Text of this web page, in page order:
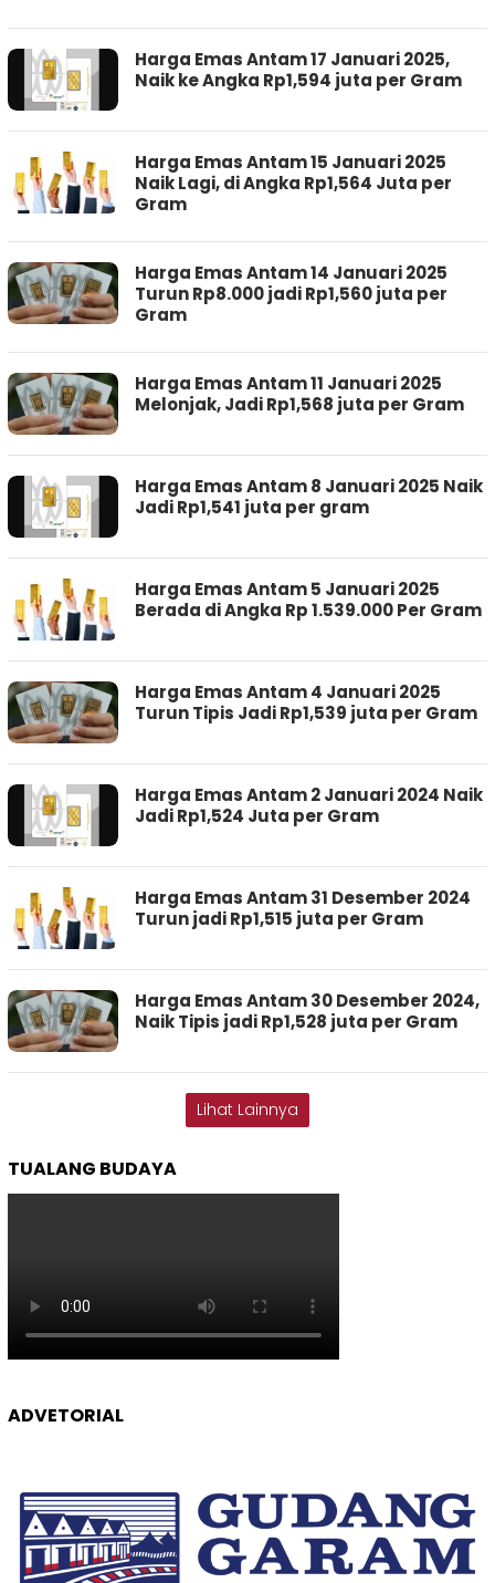
Harga Emas Antam 17 Januari 2025,
Naik ke Angka Rp1,594 juta per Gram
Harga Emas Antam 15 Januari 2025
Naik Lagi, di Angka Rp1,564 Juta per
Gram
Harga Emas Antam 14 Januari 2025
Turun Rp8.000 jadi Rp1,560 juta per
Gram
Harga Emas Antam 11 Januari 2025
Melonjak, Jadi Rp1,568 juta per Gram
Harga Emas Antam 8 Januari 2025 Naik
Jadi Rp1,541 juta per gram
Harga Emas Antam 5 Januari 2025
Berada di Angka Rp 1.539.000 Per Gram
Harga Emas Antam 4 Januari 2025
Turun Tipis Jadi Rp1,539 juta per Gram
Harga Emas Antam 2 Januari 2024 Naik
Jadi Rp1,524 Juta per Gram
Harga Emas Antam 31 Desember 2024
Turun jadi Rp1,515 juta per Gram
Harga Emas Antam 30 Desember 2024,
Naik Tipis jadi Rp1,528 juta per Gram
Lihat Lainnya
TUALANG BUDAYA
ADVETORIAL